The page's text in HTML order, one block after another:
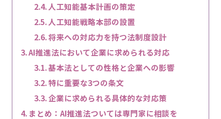
人工知能基本計画の策定
人工知能戦略本部の設置
将来への対応力を持つ法制度設計
AI推進法において企業に求められる対応
基本法としての性格と企業への影響
特に重要な3つの条文
企業に求められる具体的な対応策
まとめ：AI推進法ついては専門家に相談を